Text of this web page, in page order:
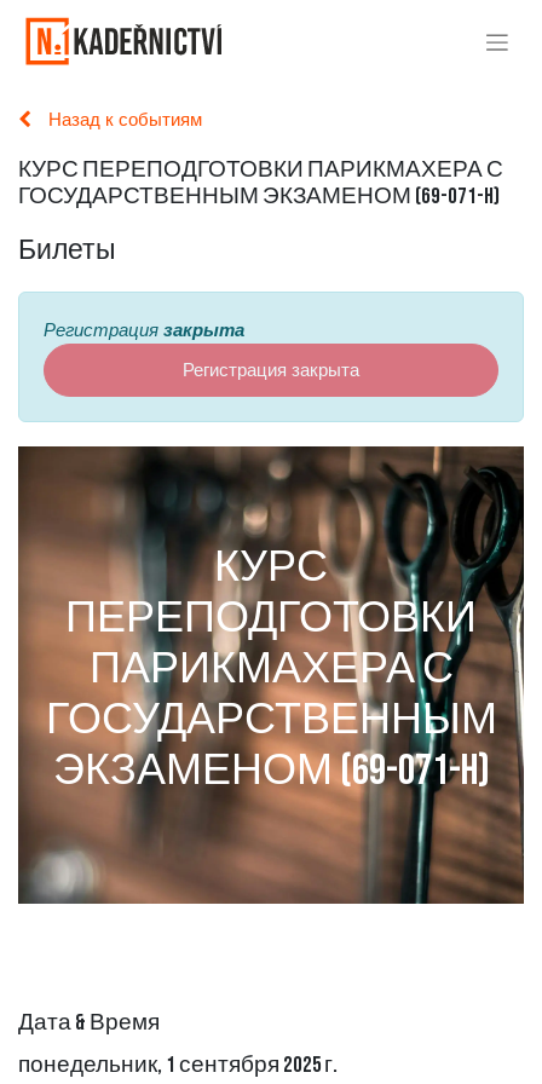
Назад к событиям
КУРС ПЕРЕПОДГОТОВКИ ПАРИКМАХЕРА С
ГОСУДАРСТВЕННЫМ ЭКЗАМЕНОМ (69-071-H)
Билеты
Регистрациязакрыта
Регистрация закрыта
КУРС
ПЕРЕПОДГОТОВКИ
ПАРИКМАХЕРА С
ГОСУДАРСТВЕННЫМ
ЭКЗАМЕНОМ (69-071-H)
Дата & Время
понедельник, 1 сентября 2025 г.